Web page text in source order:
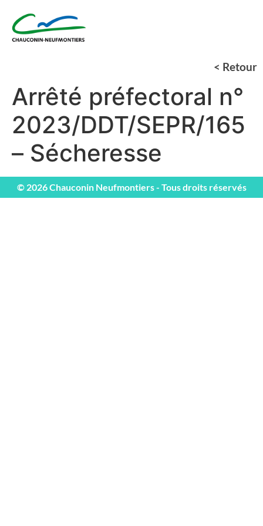
< Retour
Arrêté préfectoral n°
2023/DDT/SEPR/165
– Sécheresse
© 2026 Chauconin Neufmontiers - Tous droits réservés